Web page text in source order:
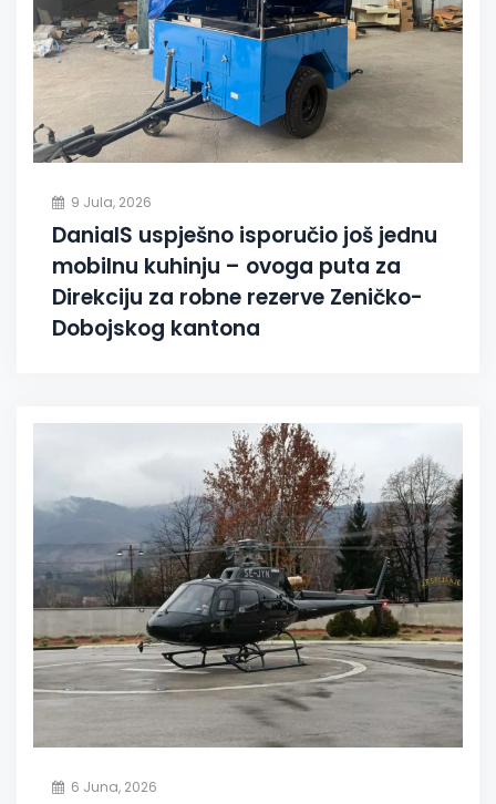
9 Jula, 2026
DanialS uspješno isporučio još jednu
mobilnu kuhinju – ovoga puta za
Direkciju za robne rezerve Zeničko-
Dobojskog kantona
6 Juna, 2026